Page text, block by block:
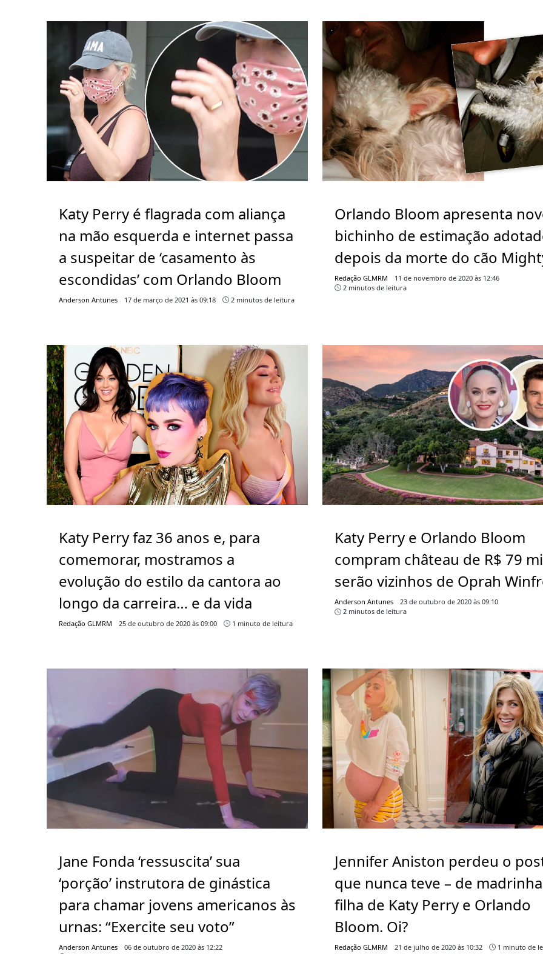
Katy Perry é flagrada com aliança
na mão esquerda e internet passa
a suspeitar de ‘casamento às
escondidas’ com Orlando Bloom
Anderson Antunes 17 de março de 2021 às 09:18 2 minutos de leitura
Orlando Bloom apresenta
bichinho de estimação
depois da morte do cão
Redação GLMRM
11 de novembro de 2020 às 12:46
2 minutos de leitura
Katy Perry faz 36 anos e, para
comemorar, mostramos a
evolução do estilo da cantora ao
longo da carreira… e da vida
Redação GLMRM 25 de outubro de 2020 às 09:00 1 minuto de leitura
Katy Perry e Orlando Bloom
compram château de R$ 79
serão vizinhos de Oprah
Anderson Antunes
23 de outubro de 2020 às 09:10
2 minutos de leitura
Jane Fonda ‘ressuscita’ sua
‘porção’ instrutora de ginástica
para chamar jovens americanos às
urnas: “Exercite seu voto”
Anderson Antunes
06 de outubro de 2020 às 12:22
Jennifer Aniston perdeu o
que nunca teve – de
filha de Katy Perry e Orlando
Bloom. Oi?
Redação GLMRM 21 de julho de 2020 às 10:32 1 minuto de